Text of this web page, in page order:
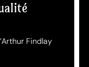
Findlay